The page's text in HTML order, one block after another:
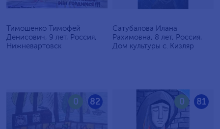
Тимошенко Тимофей
Денисович, 9 лет, Россия,
Нижневартовск
Сатубалова Илана
Рахимовна, 8 лет, Россия,
Дом культуры с. Кизляр
82
0 81
0